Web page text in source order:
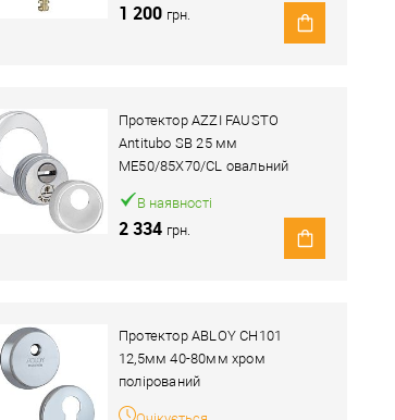
1 200 грн.
Протектор AZZI FAUSTO
Antitubo SB 25 мм
ME50/85X70/CL овальний
широкий хром полірований
В наявності
2 334 грн.
Протектор ABLOY CH101
12,5мм 40-80мм хром
полірований